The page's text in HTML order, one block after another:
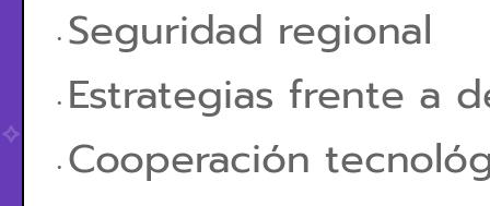
Seguridad regional
Estrategias frente a
Cooperación